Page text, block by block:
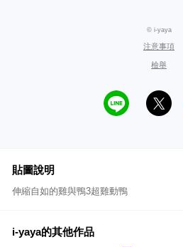
© i-yaya
注意事項
檢舉
貼圖說明
伸縮自如的雞與鴨3超雞動鴨
i-yaya的其他作品